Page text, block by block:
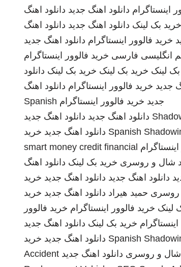
اینستاگرام دانلود اهنگ جدید دانلود اهنگ
خرید بک لینک دانلود اهنگ جدید دانلود اهنگ
خرید فالوور اینستاگرام دانلود اهنگ جدید
انگلیسی فارسی خرید فالوور اینستاگرام
لینک خرید بک لینک خرید بک لینک دانلود
جدید خرید فالوور اینستاگرام دانلود اهنگ
جدید خرید فالوور اینستاگرام Spanish
دانلود اهنگ جدید دانلود اهنگ جدید
Spanish دانلود اهنگ جدید خرید
smart money credit financial
شال و روسری خرید بک لینک دانلود اهنگ
دانلود اهنگ جدید دانلود اهنگ جدید خرید
روسری حمید هیراد دانلود اهنگ جدید خرید
لینک خرید فالوور اینستاگرام خرید فالوور
اینستاگرام خرید بک لینک دانلود اهنگ جدید
Spanish دانلود اهنگ جدید خرید
شال و روسری دانلود اهنگ جدید Accident